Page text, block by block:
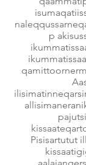
p
Pisisartutut